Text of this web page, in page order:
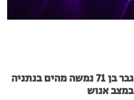
גבר בן 71 נמשה מהים בנתניה
במצב אנוש